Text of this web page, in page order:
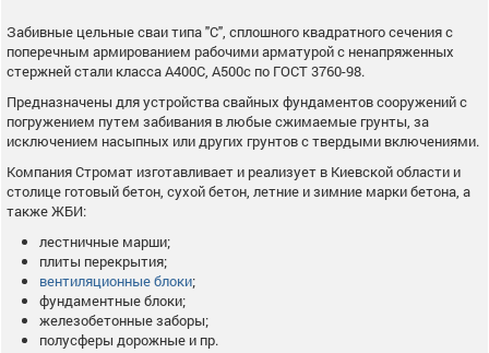
Забивные цельные сваи типа "С", сплошного квадратного сечения с
поперечным армированием рабочими арматурой с ненапряженных
стержней стали класса А400С, А500с по ГОСТ 3760-98.
Предназначены для устройства свайных фундаментов сооружений с
погружением путем забивания в любые сжимаемые грунты, за
исключением насыпных или других грунтов с твердыми включениями.
Компания Стромат изготавливает и реализует в Киевской области и
столице готовый бетон, сухой бетон, летние и зимние марки бетона, а
также ЖБИ:
лестничные марши;
плиты перекрытия;
вентиляционные блоки;
фундаментные блоки;
железобетонные заборы;
полусферы дорожные и пр.